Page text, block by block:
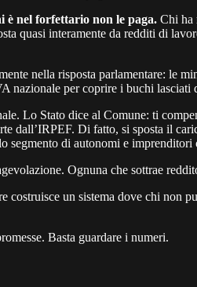
è nel forfettario non le paga. Chi ha
quasi interamente da redditi di
nella risposta parlamentare: le
nazionale per coprire i buchi lasciati
Lo Stato dice al Comune: ti
dall’IRPEF. Di fatto, si sposta il
segmento di autonomi e imprenditori
Ognuna che sottrae
un sistema dove chi non
Basta guardare i numeri.